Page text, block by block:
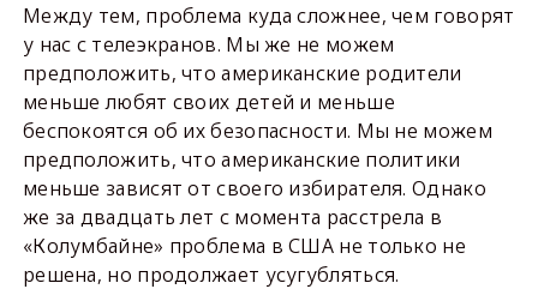
Между тем, проблема куда сложнее, чем говорят
у нас с телеэкранов. Мы же не можем
предположить, что американские родители
меньше любят своих детей и меньше
беспокоятся об их безопасности. Мы не можем
предположить, что американские политики
меньше зависят от своего избирателя. Однако
же за двадцать лет с момента расстрела в
«Колумбайне» проблема в США не только не
решена, но продолжает усугубляться.